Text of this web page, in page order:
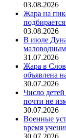
03.08.2026
Жара на
03.08.2026
В июле
31.07.2026
Жара в
объявлена
30.07.2026
Число
почти не
30.07.2026
Военные
время
30.07.2026